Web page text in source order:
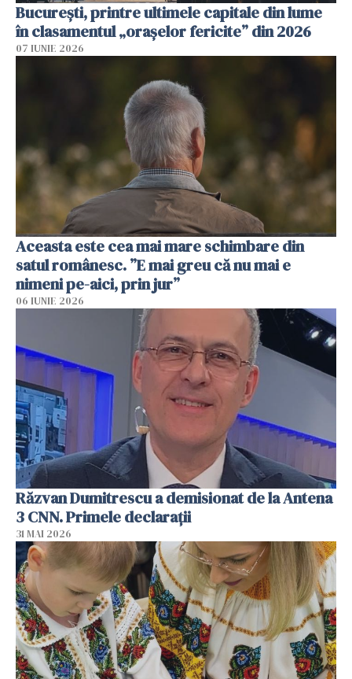
București, printre ultimele capitale din lume
în clasamentul „orașelor fericite” din 2026
07 IUNIE 2026
Aceasta este cea mai mare schimbare din
satul românesc. ”E mai greu că nu mai e
nimeni pe-aici, prin jur”
06 IUNIE 2026
Răzvan Dumitrescu a demisionat de la Antena
3 CNN. Primele declarații
31 MAI 2026